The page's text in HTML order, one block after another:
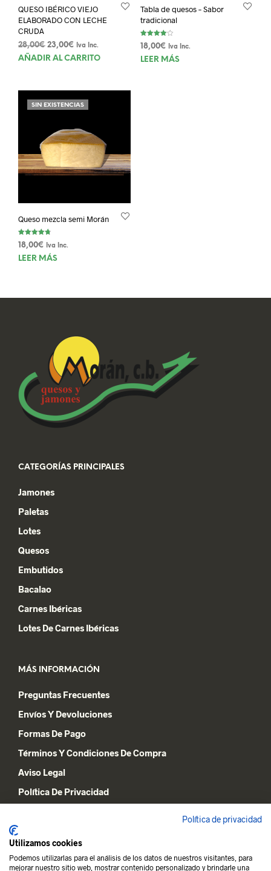
QUESO IBÉRICO VIEJO
ELABORADO CON LECHE
CRUDA
28,00€ El
precio
28,00€.
23,00€ El
precio
23,00€.
Iva Inc.
AÑADIR AL CARRITO
Tabla de quesos – Sabor
tradicional
Valorado
con
de 5
18,00€ Iva Inc.
LEER MÁS
SIN EXISTENCIAS
Queso mezcla semi Morán
Valorado
con
de 5
18,00€ Iva Inc.
LEER MÁS
CATEGORÍAS PRINCIPALES
Jamones
Paletas
Lotes
Quesos
Embutidos
Bacalao
Carnes Ibéricas
Lotes De Carnes Ibéricas
MÁS INFORMACIÓN
Preguntas Frecuentes
Envíos Y Devoluciones
Formas De Pago
Términos Y Condiciones De Compra
Aviso Legal
Política De Privacidad
Política de privacidad
Utilizamos cookies
Podemos utilizarlas para el análisis de los datos de nuestros visitantes, para
mejorar nuestro sitio web, mostrar contenido personalizado y brindarle una